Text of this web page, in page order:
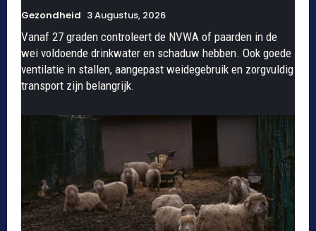
Gezondheid 3 Augustus, 2026
Vanaf 27 graden controleert de NVWA of paarden in de
wei voldoende drinkwater en schaduw hebben. Ook goede
ventilatie in stallen, aangepast weidegebruik en zorgvuldig
transport zijn belangrijk.